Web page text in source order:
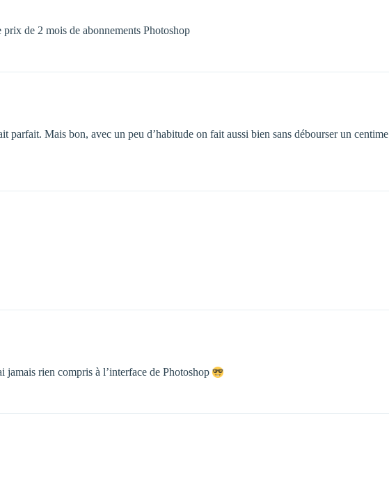
de 2 mois de abonnements Photoshop
parfait. Mais bon, avec un peu d’habitude on fait aussi bien sans débourser un centime
jamais rien compris à l’interface de Photoshop